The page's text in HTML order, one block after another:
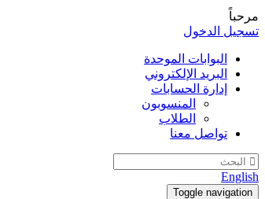
مرحباً
تسجيل الدخول
البوابات الموحدة
البريد الإلكتروني
إدارة الحسابات
المنسوبون
الطلاب
تواصل معنا
English
Toggle navigation